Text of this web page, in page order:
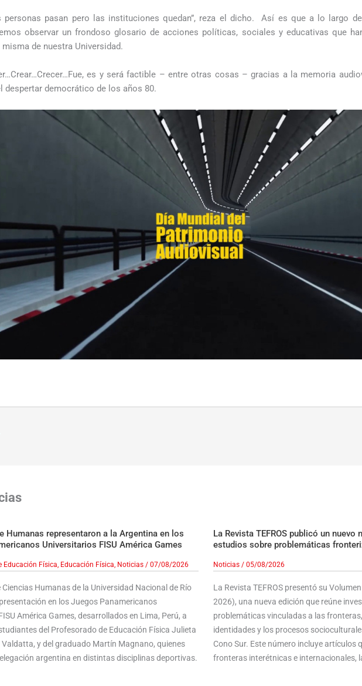
personas pasan pero las instituciones quedan”, reza el dicho. Así es que a lo largo
observar un frondoso glosario de acciones políticas, sociales y educativas que
misma de nuestra Universidad.
es y será factible – entre otras cosas – gracias a la memoria
despertar democrático de los años 80.
Humanas representaron a la Argentina en los
Universitarios FISU América Games
Educación Física, Educación Física, Noticias/ 07/08/2026
Humanas de la Universidad Nacional de Río
en los Juegos Panamericanos
América Games, desarrollados en Lima, Perú, a
del Profesorado de Educación Física Julieta
Valdatta, y del graduado Martín Magnano, quienes
argentina en distintas disciplinas deportivas.
La Revista TEFROS publicó un nuevo
estudios sobre problemáticas
Noticias/ 05/08/2026
La Revista TEFROS presentó su
2026), una nueva edición que reúne
problemáticas vinculadas a las
identidades y los procesos
Cono Sur. Este número incluye artículos
fronteras interétnicas e internacionales,